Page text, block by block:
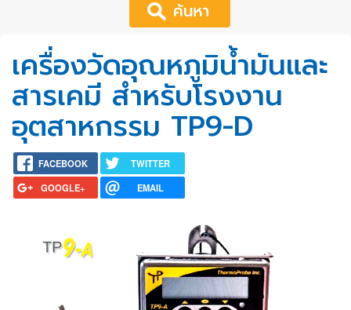
Apply
เครื่องวัดอุณหภูมิน้ำมันและ
สารเคมี สำหรับโรงงาน
อุตสาหกรรม TP9-D
FACEBOOK
TWITTER
GOOGLE+
EMAIL